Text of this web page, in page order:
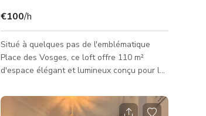
€100/h
Situé à quelques pas de l'emblématique
Place des Vosges, ce loft offre 110 m²
d'espace élégant et lumineux conçu pour les
magnifiquement rénové combine charme
historique et élégance moderne, avec des